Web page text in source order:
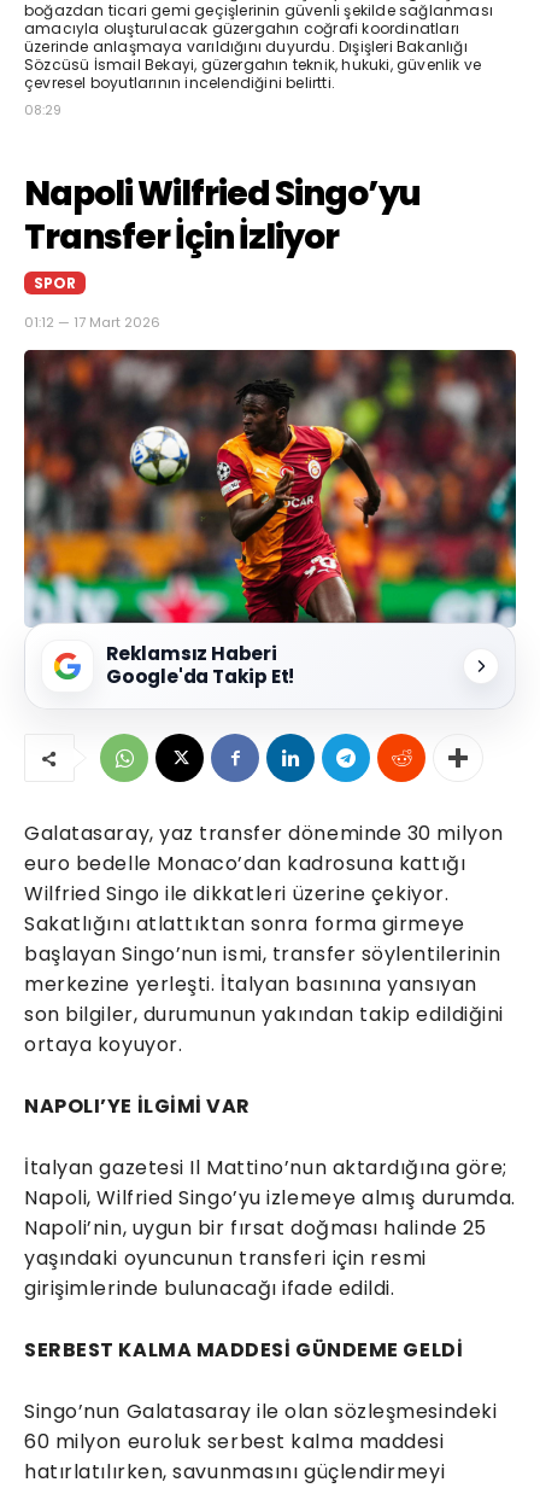
boğazdan ticari gemi geçişlerinin güvenli şekilde sağlanması
amacıyla oluşturulacak güzergahın coğrafi koordinatları
üzerinde anlaşmaya varıldığını duyurdu. Dışişleri Bakanlığı
Sözcüsü İsmail Bekayi, güzergahın teknik, hukuki, güvenlik ve
çevresel boyutlarının incelendiğini belirtti.
08:29